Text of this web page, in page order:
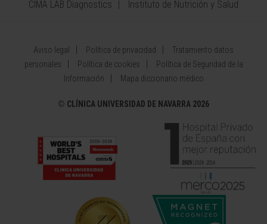
CIMA LAB Diagnostics
Instituto de Nutrición y Salud
Aviso legal Política de privacidad
Tratamiento datos
personales
Política de cookies
Política de Seguridad de la
Información
Mapa diccionario médico
© CLÍNICA UNIVERSIDAD DE NAVARRA 2026